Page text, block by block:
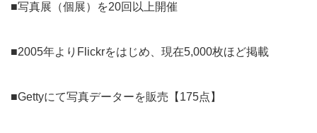
■写真展（個展）を20回以上開催
■2005年よりFlickrをはじめ、現在5,000枚ほど掲載
■Gettyにて写真データーを販売【175点】